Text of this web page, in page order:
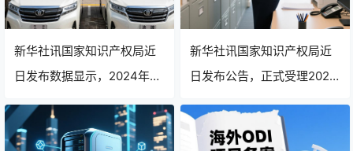
新华社讯国家知识产权局近
日发布数据显示，2024年上
半年我国商标注册申请量同
比增长12.3%，达到152万
新华社讯国家知识产权局近
日发布公告，正式受理2024
年第一季度商标注册申请超
过15万件，较去年同期增长